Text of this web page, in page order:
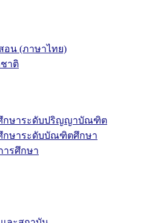
อน (ภาษาไทย)
าติ
กษาระดับปริญญาบัณฑิต
กษาระดับบัณฑิตศึกษา
ารศึกษา